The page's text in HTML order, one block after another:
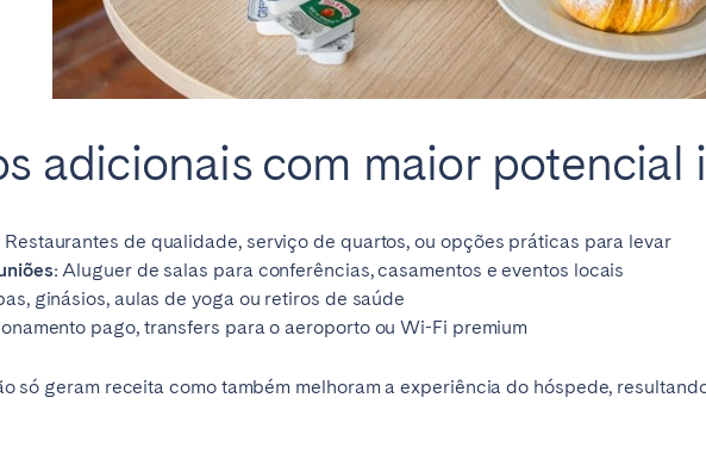
adicionais com maior potencial
Restaurantes de qualidade, serviço de quartos, ou opções práticas para levar
Aluguer de salas para conferências, casamentos e eventos locais
ginásios, aulas de yoga ou retiros de saúde
pago, transfers para o aeroporto ou Wi-Fi premium
só geram receita como também melhoram a experiência do hóspede,